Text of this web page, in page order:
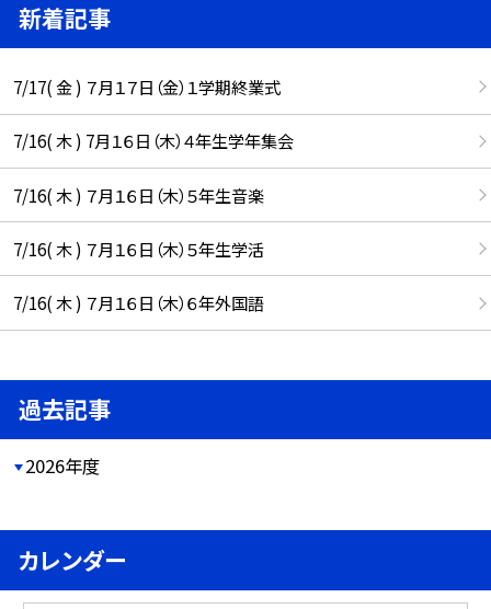
新着記事
7/17( 金 ) ７月１７日（金）１学期終業式
7/16( 木 ) 7月１６日（木）４年生学年集会
7/16( 木 ) ７月１６日（木）５年生音楽
7/16( 木 ) ７月１６日（木）５年生学活
7/16( 木 ) ７月１６日（木）６年外国語
過去記事
2026年度
カレンダー